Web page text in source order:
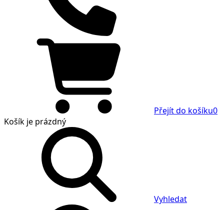
Přejít do košíku0
Košík je prázdný
Vyhledat